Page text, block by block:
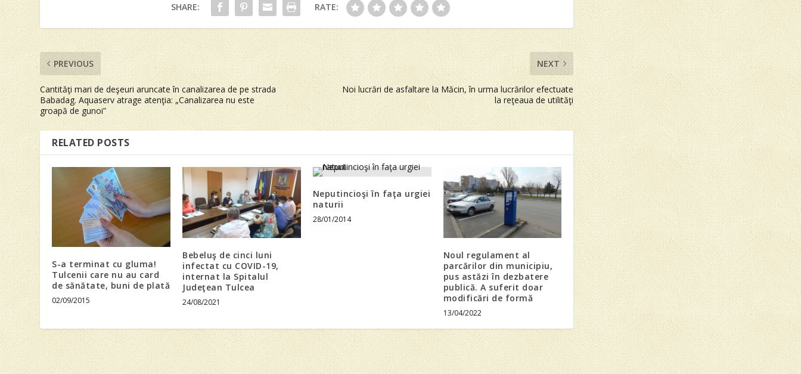
SHARE: RATE:
PREVIOUS
Cantităţi mari de deşeuri aruncate în canalizarea de pe strada
Babadag. Aquaserv atrage atenţia: „Canalizarea nu este
groapă de gunoi”
NEXT
Noi lucrări de asfaltare la Măcin, în urma lucrărilor efectuate
la reţeaua de utilităţi
RELATED POSTS
S-a terminat cu gluma!
Tulcenii care nu au card
de sănătate, buni de plată
02/09/2015
Bebeluş de cinci luni
infectat cu COVID-19,
internat la Spitalul
Judeţean Tulcea
24/08/2021
Neputincioşi în faţa urgiei
naturii
28/01/2014
Noul regulament al
parcărilor din municipiu,
pus astăzi în dezbatere
publică. A suferit doar
modificări de formă
13/04/2022